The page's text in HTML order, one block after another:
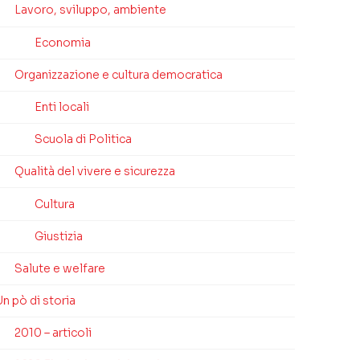
Lavoro, sviluppo, ambiente
Economia
Organizzazione e cultura democratica
Enti locali
Scuola di Politica
Qualità del vivere e sicurezza
Cultura
Giustizia
Salute e welfare
pò di storia
2010 – articoli